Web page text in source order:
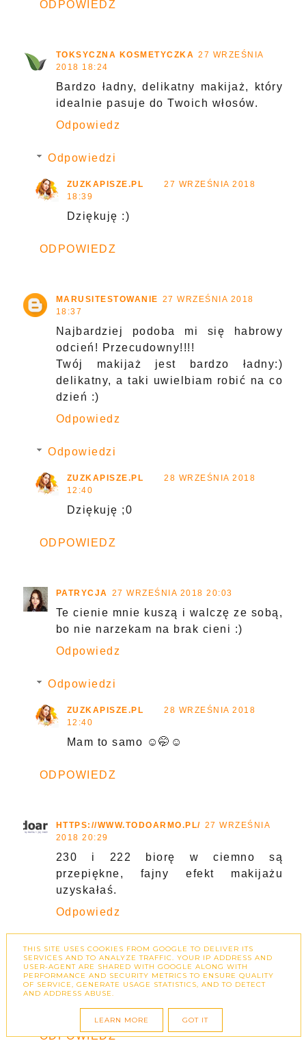
ODPOWIEDZ
TOKSYCZNA KOSMETYCZKA 27 WRZEŚNIA
2018 18:24
Bardzo ładny, delikatny makijaż, który
idealnie pasuje do Twoich włosów.
Odpowiedz
Odpowiedzi
ZUZKAPISZE.PL
27 WRZEŚNIA 2018
18:39
Dziękuję :)
ODPOWIEDZ
MARUSITESTOWANIE 27 WRZEŚNIA 2018
18:37
Najbardziej podoba mi się habrowy
odcień! Przecudowny!!!!
Twój makijaż jest bardzo ładny:)
delikatny, a taki uwielbiam robić na co
dzień :)
Odpowiedz
Odpowiedzi
ZUZKAPISZE.PL
28 WRZEŚNIA 2018
12:40
Dziękuję ;0
ODPOWIEDZ
PATRYCJA 27 WRZEŚNIA 2018 20:03
Te cienie mnie kuszą i walczę ze sobą,
bo nie narzekam na brak cieni :)
Odpowiedz
Odpowiedzi
ZUZKAPISZE.PL
28 WRZEŚNIA 2018
12:40
Mam to samo ☺🤭☺
ODPOWIEDZ
HTTPS://WWW.TODOARMO.PL/ 27 WRZEŚNIA
2018 20:29
230 i 222 biorę w ciemno są
przepiękne, fajny efekt makijażu
uzyskałaś.
Odpowiedz
Odpowiedzi
ZUZKAPISZE.PL
28 WRZEŚNIA 2018
12:41
ODPOWIEDZ
THIS SITE USES COOKIES FROM GOOGLE TO DELIVER ITS
SERVICES AND TO ANALYZE TRAFFIC. YOUR IP ADDRESS AND
USER-AGENT ARE SHARED WITH GOOGLE ALONG WITH
PERFORMANCE AND SECURITY METRICS TO ENSURE QUALITY
OF SERVICE, GENERATE USAGE STATISTICS, AND TO DETECT
AND ADDRESS ABUSE.
LEARN MORE GOT IT